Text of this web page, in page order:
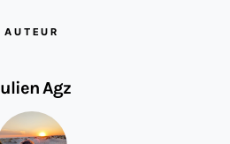
AUTEUR
Agz